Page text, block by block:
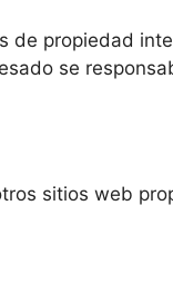
de propiedad
se
sitios web